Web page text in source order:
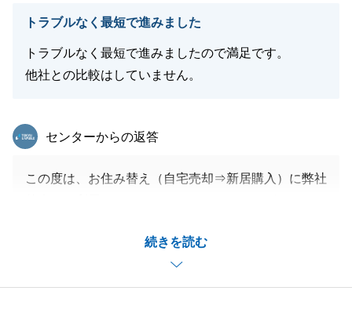
トラブルなく最短で進みました
トラブルなく最短で進みましたので満足です。
他社との比較はしていません。
続きを読む
東急リバブル
センターからの返答
この度は、お住み替え（自宅売却⇒新居購入）に弊社
お買い替えの際、購入資金用意のため、売却・購入の
タイミングの調整が難しいのですが、弊社商品（立替
払い）ご利用により、スムーズに進み、Ｔ様に安全・